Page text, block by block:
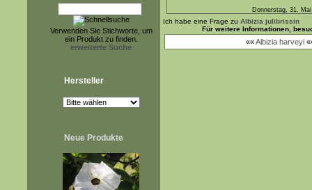
Verwenden Sie Stichworte, um
ein Produkt zu finden.
erweiterte Suche
Hersteller
Neue Produkte
Donnerstag, 31.
Ich habe eine Frage zu Albizia julibrissin
Für weitere Informationen,
««Albizia harveyi